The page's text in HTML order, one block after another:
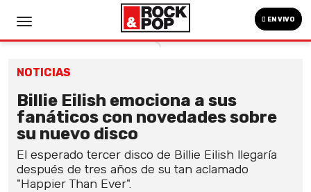
EN VIVO
NOTICIAS
Billie Eilish emociona a sus
fanáticos con novedades sobre
su nuevo disco
El esperado tercer disco de Billie Eilish llegaría
después de tres años de su tan aclamado
"Happier Than Ever".